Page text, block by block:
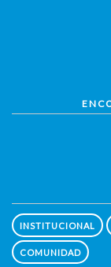
INSTITUCIONAL
COMUNIDAD